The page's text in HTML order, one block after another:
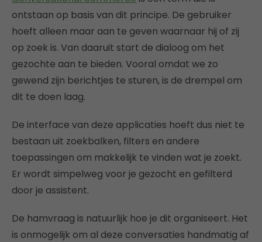
ontstaan op basis van dit principe. De gebruiker
hoeft alleen maar aan te geven waarnaar hij of zij
op zoek is. Van daaruit start de dialoog om het
gezochte aan te bieden. Vooral omdat we zo
gewend zijn berichtjes te sturen, is de drempel om
dit te doen laag.
De interface van deze applicaties hoeft dus niet te
bestaan uit zoekbalken, filters en andere
toepassingen om makkelijk te vinden wat je zoekt.
Er wordt simpelweg voor je gezocht en gefilterd
door je assistent.
De hamvraag is natuurlijk hoe je dit organiseert. Het
is onmogelijk om al deze conversaties handmatig af